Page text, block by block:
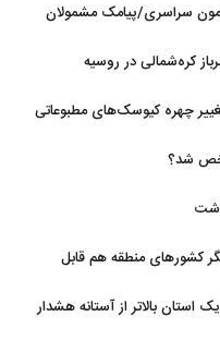
سراسری/پیامک مشمولان
چهره کیوسک‌های مطبوعاتی
شد؟
کشورهای منطقه هم قابل
استان بالاتر از آستانه هشدار